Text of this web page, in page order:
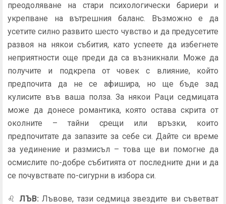
преодоляване на стари психологически бариери и
укрепване на вътрешния баланс. Възможно е да
усетите силно развито шесто чувство и да предусетите
развоя на някои събития, като успеете да избегнете
неприятности още преди да са възникнали. Може да
получите и подкрепа от човек с влияние, който
предпочита да не се афишира, но ще бъде зад
кулисите във ваша полза. За някои Раци седмицата
може да донесе романтика, която остава скрита от
околните – тайни срещи или връзки, които
предпочитате да запазите за себе си. Дайте си време
за уединение и размисъл – това ще ви помогне да
осмислите по-добре събитията от последните дни и да
се почувствате по-сигурни в избора си.
♌ ЛЪВ: Лъвове, тази седмица звездите ви съветват